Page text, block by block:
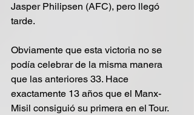
Jasper Philipsen (AFC), pero llegó
tarde.
Obviamente que esta victoria no se
podía celebrar de la misma manera
que las anteriores 33. Hace
exactamente 13 años que el Manx-
Misil consiguió su primera en el Tour.